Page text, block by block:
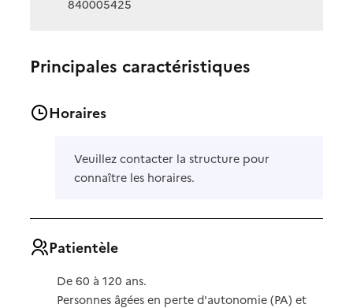
840005425
Principales caractéristiques
Horaires
Veuillez contacter la structure pour
connaître les horaires.
Patientèle
De 60 à 120 ans.
Personnes âgées en perte d'autonomie (PA) et